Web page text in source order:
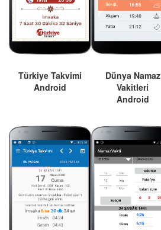
Türkiye Takvimi
Android
Dünya Namaz
Vakitleri
Android